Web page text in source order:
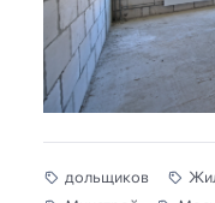
дольщиков